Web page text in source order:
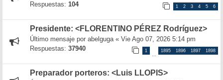
Respuestas: 104 1 2 3 4 5 6
Presidente: <FLORENTINO PÉREZ Rodríguez>
Último mensaje por abelguga« Vie Ago 07, 2026 5:14 pm
Respuestas: 37940 1
…
1895 1896 1897 1898
Preparador porteros: <Luis LLOPIS>